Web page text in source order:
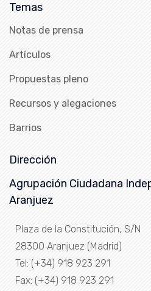
Temas
Notas de prensa
Artículos
Propuestas pleno
Recursos y alegaciones
Barrios
Dirección
Agrupación Ciudadana
Aranjuez
Plaza de la Constitución, S/N
28300 Aranjuez (Madrid)
Tel: (+34) 918 923 291
Fax: (+34) 918 923 291